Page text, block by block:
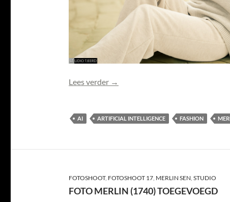
Lees verder Foto Merlin (1713-4) toegevoegd
→
AI ARTIFICIAL INTELLIGENCE FASHION
FOTOSHOOT, FOTOSHOOT 17, MERLIN SEN, STUDIO
FOTO MERLIN (1740) TOEGEVOEGD